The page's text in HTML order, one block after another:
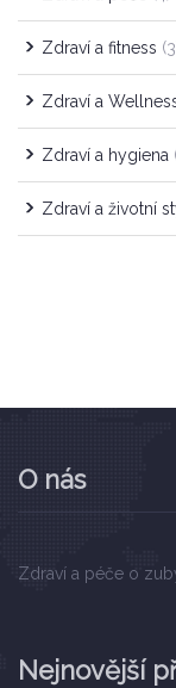
Zdraví a fitness
Zdraví a
Zdraví a hygiena
Zdraví a životní
O nás
Zdraví a péče o
Nejnovější